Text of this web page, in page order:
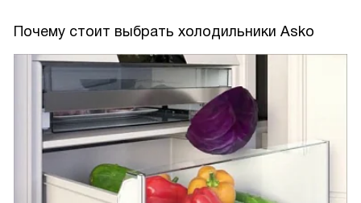
Почему стоит выбрать холодильники Asko